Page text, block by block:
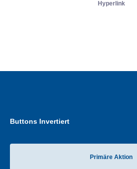
Hyperlink
Buttons Invertiert
Primäre Aktion